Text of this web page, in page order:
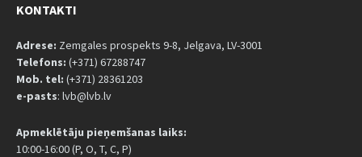
KONTAKTI
Adrese: Zemgales prospekts 9-8, Jelgava, LV-3001
Telefons: (+371) 67288747
Mob. tel: (+371) 28361203
e-pasts: lvb@lvb.lv
Apmeklētāju pieņemšanas laiks:
10:00-16:00 (P, O, T, C, P)